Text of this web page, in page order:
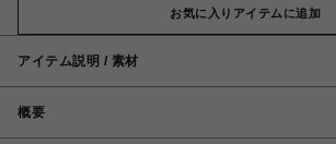
お気に入りアイテムに追加
アイテム説明 / 素材
概要